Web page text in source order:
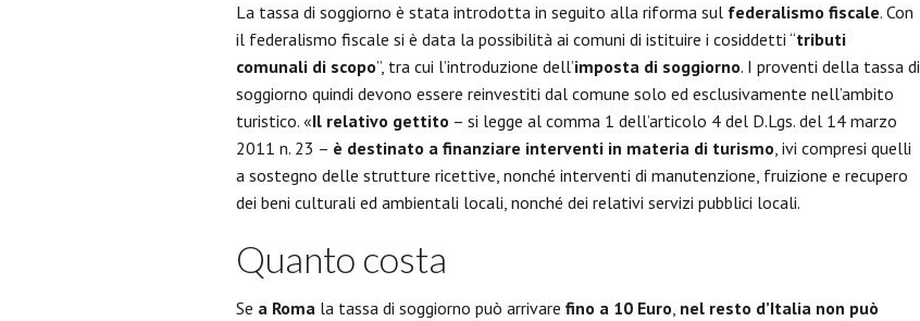
La tassa di soggiorno è stata introdotta in seguito alla riforma sul federalismo fiscale. Con
il federalismo fiscale si è data la possibilità ai comuni di istituire i cosiddetti “tributi
comunali di scopo”, tra cui l’introduzione dell’imposta di soggiorno. I proventi della tassa di
soggiorno quindi devono essere reinvestiti dal comune solo ed esclusivamente nell’ambito
turistico. «Il relativo gettito – si legge al comma 1 dell’articolo 4 del D.Lgs. del 14 marzo
2011 n. 23 – è destinato a finanziare interventi in materia di turismo, ivi compresi quelli
a sostegno delle strutture ricettive, nonché interventi di manutenzione, fruizione e recupero
dei beni culturali ed ambientali locali, nonché dei relativi servizi pubblici locali.
Quanto costa
Se a Roma la tassa di soggiorno può arrivare fino a 10 Euro, nel resto d’Italia non può